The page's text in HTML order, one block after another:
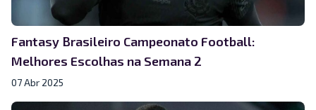
Fantasy Brasileiro Campeonato Football:
Melhores Escolhas na Semana 2
07 Abr 2025